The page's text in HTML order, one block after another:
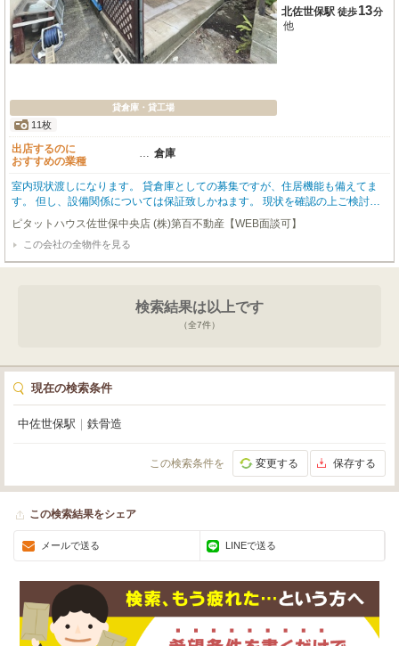
貸倉庫・貸工場
11枚
北佐世保駅 徒歩13分
他
出店するのに
おすすめの業種
… 倉庫
室内現状渡しになります。 貸倉庫としての募集ですが、住居機能も備えてま
す。 但し、設備関係については保証致しかねます。 現状を確認の上ご検討下
さい。
ピタットハウス佐世保中央店 (株)第百不動産【WEB面談可】
この会社の全物件を見る
検索結果は以上です
（全7件）
現在の検索条件
中佐世保駅 鉄骨造
この検索条件を 変更する 保存する
この検索結果をシェア
メールで送る LINEで送る